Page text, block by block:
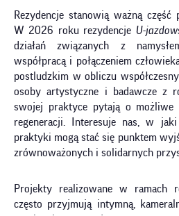
Rezydencje stanowią ważną część
W 2026 roku rezydencje U-
działań związanych z
współpracą i połączeniem
postludzkim w obliczu
osoby artystyczne i badawcze z
swojej praktyce pytają o możliwe
regeneracji. Interesuje nas, w
praktyki mogą stać się punktem
zrównoważonych i solidarnych
Projekty realizowane w ramach
często przyjmują intymną,